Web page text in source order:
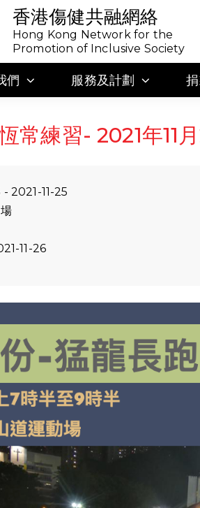
香港傷健共融網絡
Hong Kong Network for the
Promotion of Inclusive Society
們 服務及計劃
常練習- 2021年11
- 2021-11-25
11-26